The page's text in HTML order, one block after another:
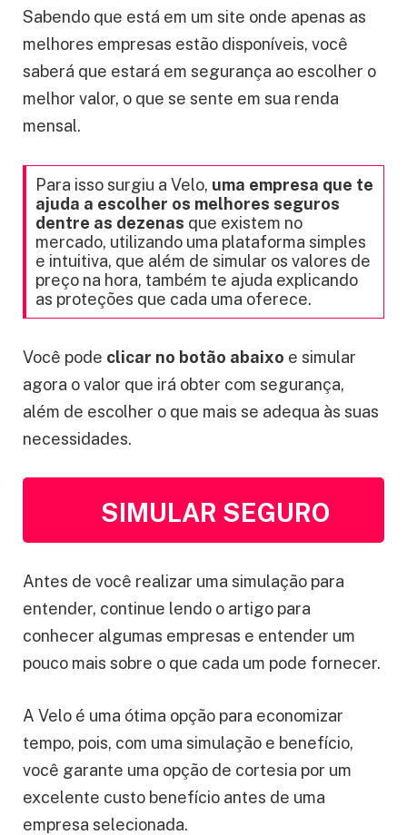
Sabendo que está em um site onde apenas as
melhores empresas estão disponíveis, você
saberá que estará em segurança ao escolher o
melhor valor, o que se sente em sua renda
mensal.
Para isso surgiu a Velo, uma empresa que te
ajuda a escolher os melhores seguros
dentre as dezenas que existem no
mercado, utilizando uma plataforma simples
e intuitiva, que além de simular os valores de
preço na hora, também te ajuda explicando
as proteções que cada uma oferece.
Você pode clicar no botão abaixo e simular
agora o valor que irá obter com segurança,
além de escolher o que mais se adequa às suas
necessidades.
SIMULAR SEGURO
Antes de você realizar uma simulação para
entender, continue lendo o artigo para
conhecer algumas empresas e entender um
pouco mais sobre o que cada um pode fornecer.
A Velo é uma ótima opção para economizar
tempo, pois, com uma simulação e benefício,
você garante uma opção de cortesia por um
excelente custo benefício antes de uma
empresa selecionada.